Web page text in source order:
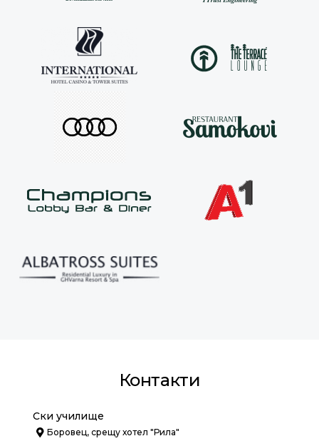
Контакти
Ски училище
Боровец, срещу хотел "Рила"